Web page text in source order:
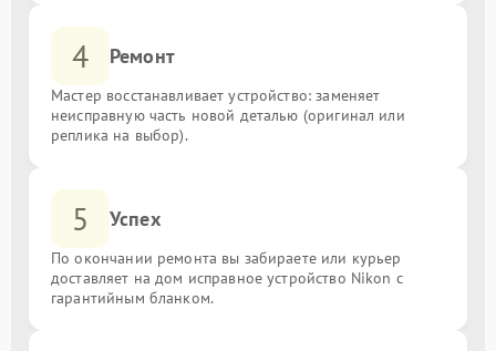
4 Ремонт
Мастер восстанавливает устройство: заменяет
неисправную часть новой деталью (оригинал или
реплика на выбор).
5 Успех
По окончании ремонта вы забираете или курьер
доставляет на дом исправное устройство Nikon с
гарантийным бланком.